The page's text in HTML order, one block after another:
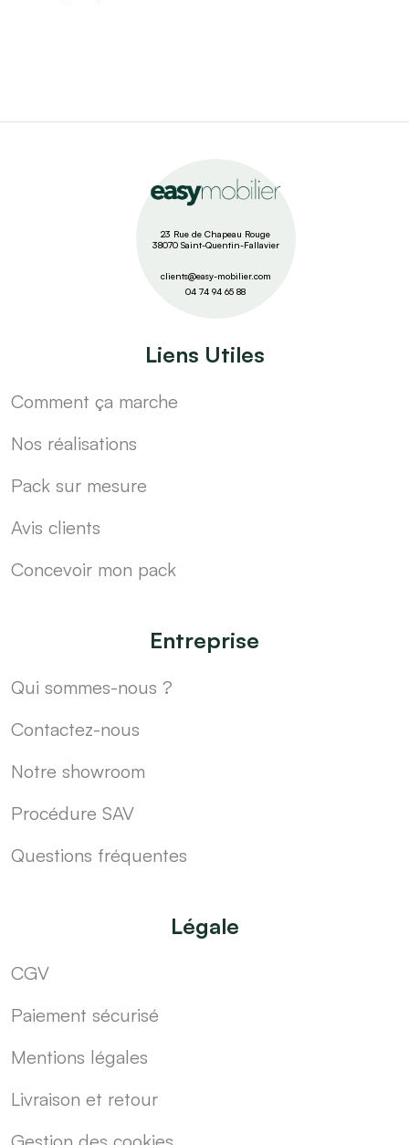
23 Rue de Chapeau Rouge
38070 Saint-Quentin-Fallavier
clients@easy-mobilier.com
04 74 94 65 88
Liens Utiles
Comment ça marche
Nos réalisations
Pack sur mesure
Avis clients
Concevoir mon pack
Entreprise
Qui sommes-nous ?
Contactez-nous
Notre showroom
Procédure SAV
Questions fréquentes
Légale
CGV
Paiement sécurisé
Mentions légales
Livraison et retour